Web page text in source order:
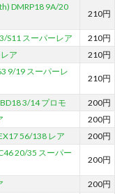
DMRP18 9A/20
210円
S11 スーパーレア
210円
ア 210円
9/19 スーパーレ
210円
3/14 プロモ
200円
200円
56/138 レア 200円
20/35 スーパー
200円
200円